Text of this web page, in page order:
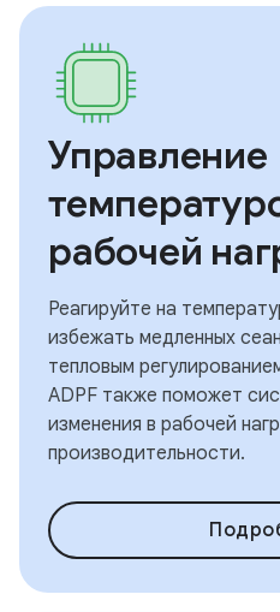
Управление
рабочей
Реагируйте на
избежать медленных
тепловым
ADPF также поможет
изменения в рабочей
производительности.